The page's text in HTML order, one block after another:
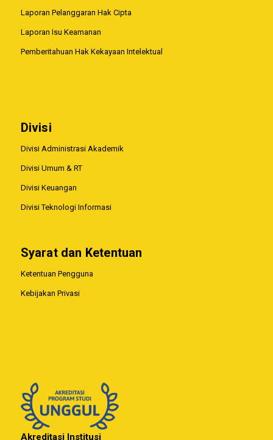
Laporan Pelanggaran Hak Cipta
Laporan Isu Keamanan
Pemberitahuan Hak Kekayaan Intelektual
Divisi
Divisi Administrasi Akademik
Divisi Umum & RT
Divisi Keuangan
Divisi Teknologi Informasi
Syarat dan Ketentuan
Ketentuan Pengguna
Kebijakan Privasi
Akreditasi Institusi